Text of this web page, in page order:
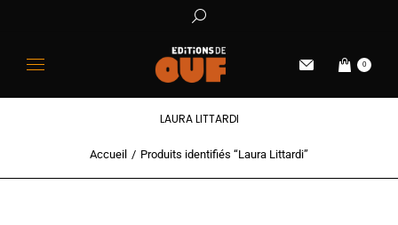
0
LAURA LITTARDI
Vous êtes ici :
Accueil Produits identifiés “Laura Littardi”